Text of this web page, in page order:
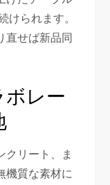
けられます。
直せば新品同
ボレー
クリート、ま
機質な素材に